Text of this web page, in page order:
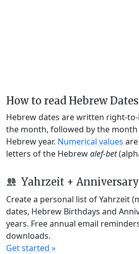
How to read Hebrew Dates
Hebrew dates are written right-
the month, followed by the
Hebrew year. Numerical values
letters of the Hebrewalef-bet
Yahrzeit +
Create a personal list of Yahrzeit
dates, Hebrew Birthdays and
years. Free annual email
downloads.
Get started »